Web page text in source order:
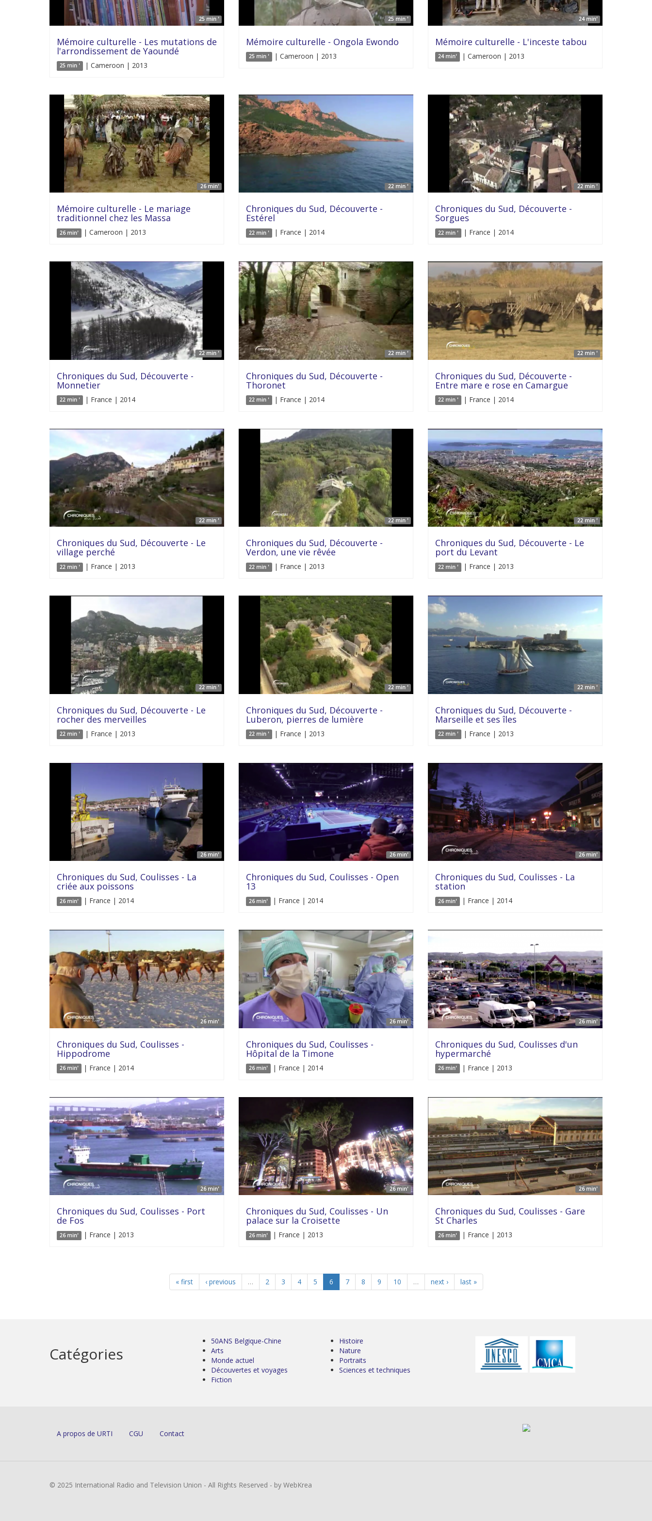
25 min '
Mémoire culturelle - Les mutations de
l'arrondissement de Yaoundé
25 min ' | Cameroon | 2013
25 min '
Mémoire culturelle - Ongola Ewondo
25 min ' | Cameroon | 2013
24 min'
Mémoire culturelle - L'inceste tabou
24 min' | Cameroon | 2013
26 min'
Mémoire culturelle - Le mariage
traditionnel chez les Massa
26 min' | Cameroon | 2013
22 min '
Chroniques du Sud, Découverte -
Estérel
22 min ' | France | 2014
22 min '
Chroniques du Sud, Découverte -
Sorgues
22 min ' | France | 2014
22 min '
Chroniques du Sud, Découverte -
Monnetier
22 min ' | France | 2014
22 min '
Chroniques du Sud, Découverte -
Thoronet
22 min ' | France | 2014
22 min '
Chroniques du Sud, Découverte -
Entre mare e rose en Camargue
22 min ' | France | 2014
22 min '
Chroniques du Sud, Découverte - Le
village perché
22 min ' | France | 2013
22 min '
Chroniques du Sud, Découverte -
Verdon, une vie rêvée
22 min ' | France | 2013
22 min '
Chroniques du Sud, Découverte - Le
port du Levant
22 min ' | France | 2013
22 min '
Chroniques du Sud, Découverte - Le
rocher des merveilles
22 min ' | France | 2013
22 min '
Chroniques du Sud, Découverte -
Luberon, pierres de lumière
22 min ' | France | 2013
22 min '
Chroniques du Sud, Découverte -
Marseille et ses îles
22 min ' | France | 2013
26 min'
Chroniques du Sud, Coulisses - La
criée aux poissons
26 min' | France | 2014
26 min'
Chroniques du Sud, Coulisses - Open
13
26 min' | France | 2014
26 min'
Chroniques du Sud, Coulisses - La
station
26 min' | France | 2014
26 min'
Chroniques du Sud, Coulisses -
Hippodrome
26 min' | France | 2014
26 min'
Chroniques du Sud, Coulisses -
Hôpital de la Timone
26 min' | France | 2014
26 min'
Chroniques du Sud, Coulisses d'un
hypermarché
26 min' | France | 2013
26 min'
Chroniques du Sud, Coulisses - Port
de Fos
26 min' | France | 2013
26 min'
Chroniques du Sud, Coulisses - Un
palace sur la Croisette
26 min' | France | 2013
26 min'
Chroniques du Sud, Coulisses - Gare
St Charles
26 min' | France | 2013
« first ‹ previous … 2 3 4 5 6 7 8 9 10 … next › last »
Catégories
50ANS Belgique-Chine
Arts
Monde actuel
Découvertes et voyages
Fiction
Histoire
Nature
Portraits
Sciences et techniques
A propos de URTI CGU Contact
© 2025 International Radio and Television Union - All Rights Reserved - by WebKrea